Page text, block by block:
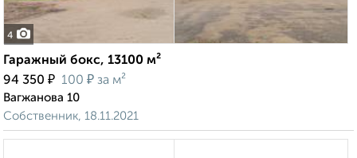
4
Гаражный бокс, 13100 м²
94 350 ₽ 100 ₽ за м²
Вагжанова 10
Собственник, 18.11.2021